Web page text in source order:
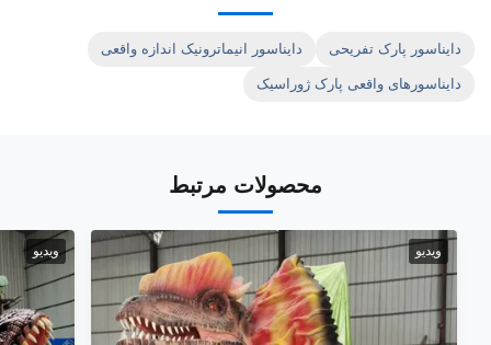
دایناسور پارک تفریحی دایناسور انیماترونیک اندازه واقعی
دایناسورهای واقعی پارک ژوراسیک
محصولات مرتبط
ویدیو ویدیو